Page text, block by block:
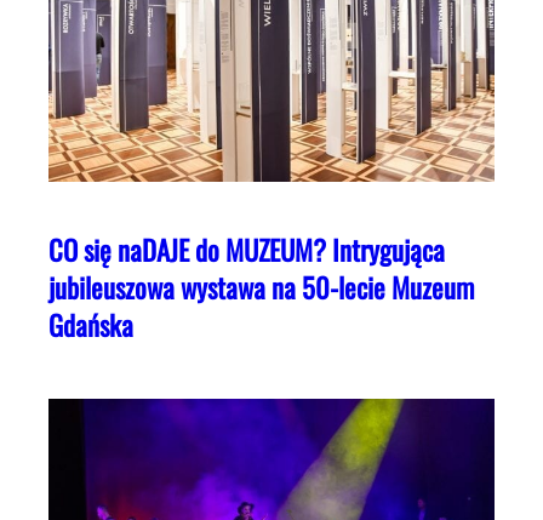
CO się naDAJE do MUZEUM? Intrygująca
jubileuszowa wystawa na 50-lecie Muzeum
Gdańska